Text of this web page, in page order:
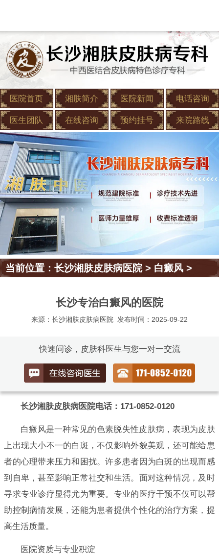
医院首页 湘肤简介 医院新闻 电话咨询
医生团队 在线咨询 预约挂号 来院路线
当前位置：长沙湘肤皮肤病医院> 白癜风 >
长沙专治白癜风的医院
来源：长沙湘肤皮肤病医院 发布时间：2025-09-22
快速问诊，皮肤科医生与您一对一交流
长沙湘肤皮肤病医院电话：171-0852-0120
白癜风是一种常见的色素脱失性皮肤病，表现为皮肤
上出现大小不一的白斑，不仅影响外貌美观，还可能给患
者的心理带来压力和困扰。许多患者因为白斑的出现而感
到自卑，甚至影响正常社交和生活。面对这种情况，及时
寻求专业诊疗显得尤为重要。专业的医疗干预不仅可以帮
助控制病情发展，还能为患者提供个性化的治疗方案，提
高生活质量。
医院资质与专业积淀